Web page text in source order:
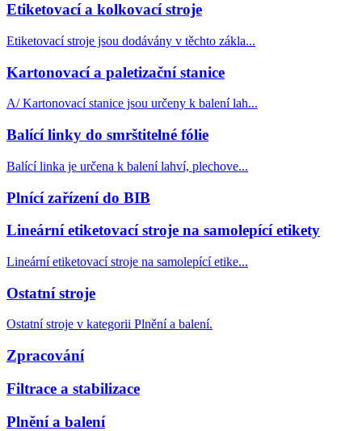
Etiketovací a kolkovací stroje
Etiketovací stroje jsou dodávány v těchto zákla...
Kartonovací a paletizační stanice
A/ Kartonovací stanice jsou určeny k balení lah...
Balící linky do smrštitelné fólie
Balící linka je určena k balení lahví, plechove...
Plnící zařízení do BIB
Lineární etiketovací stroje na samolepící etikety
Lineární etiketovací stroje na samolepící etike...
Ostatní stroje
Ostatní stroje v kategorii Plnění a balení.
Zpracování
Filtrace a stabilizace
Plnění a balení